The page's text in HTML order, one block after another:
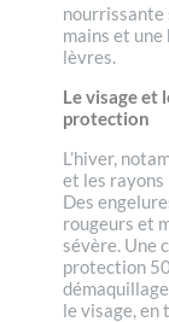
nourrissante
mains et une
lèvres.
Le visage et
protection
L’hiver,
et les rayons
Des
rougeurs et
sévère. Une
protection
le visage, en